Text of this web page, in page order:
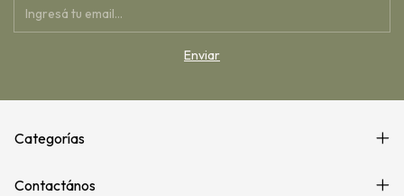
Categorías
Contactános